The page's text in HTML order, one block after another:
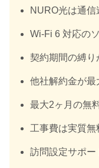
NURO光は通
Wi-Fi 6 対応の
契約期間の縛り
他社解約金が最
最大2ヶ月の無
工事費は実質無
訪問設定サポー